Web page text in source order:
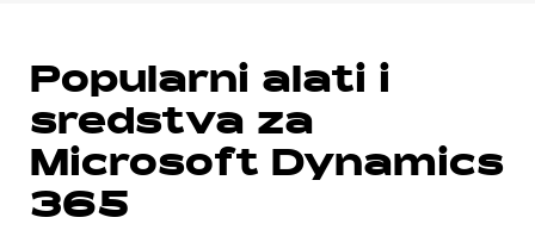
Popularni alati i
sredstva za
Microsoft Dynamics
365